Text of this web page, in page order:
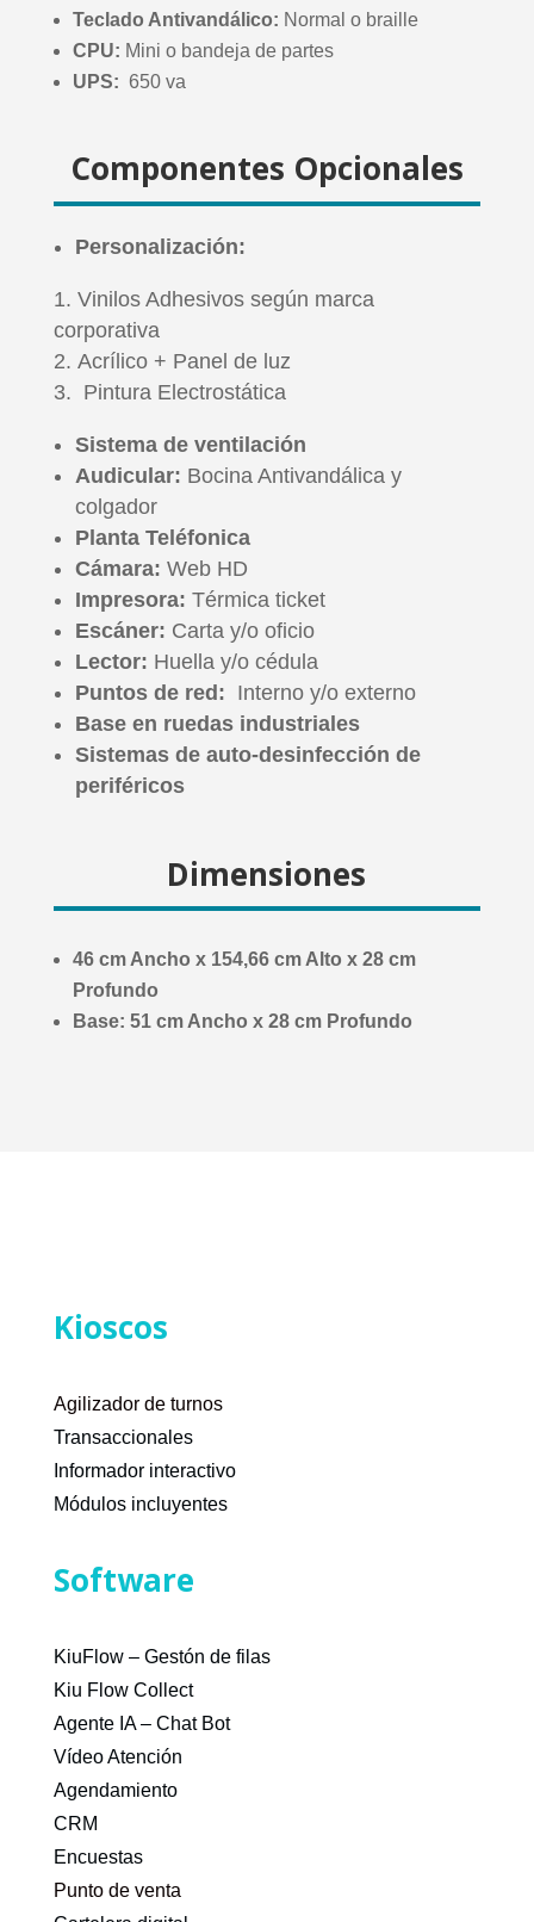
Teclado Antivandálico: Normal o braille
CPU: Mini obandeja de partes
UPS: 650 va
Componentes Opcionales
Personalización:
Vinilos Adhesivos según marca
corporativa
Acrílico + Panel de luz
Pintura Electrostática
Sistema de ventilación
Audicular: Bocina Antivandálica y
colgador
Planta Teléfonica
Cámara: Web HD
Impresora: Térmica ticket
Escáner: Carta y/o oficio
Lector: Huella y/o cédula
Puntos de red: Interno y/o externo
Base en ruedas industriales
Sistemas de auto-desinfección de
periféricos
Dimensiones
46 cm Ancho x 154,66 cm Alto x 28 cm
Profundo
Base: 51 cm Ancho x 28 cm Profundo
Kioscos
Agilizador de turnos
Transaccionales
Informador interactivo
Módulos incluyentes
Software
KiuFlow – Gestón de filas
Kiu Flow Collect
Agente IA – Chat Bot
Vídeo Atención
Agendamiento
CRM
Encuestas
Punto de venta